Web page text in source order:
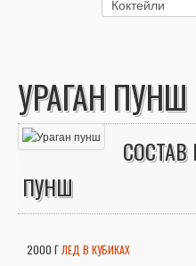
УРАГАН ПУНШ
СОСТАВ
ПУНШ
2000 ГЛЕД В КУБИКАХ